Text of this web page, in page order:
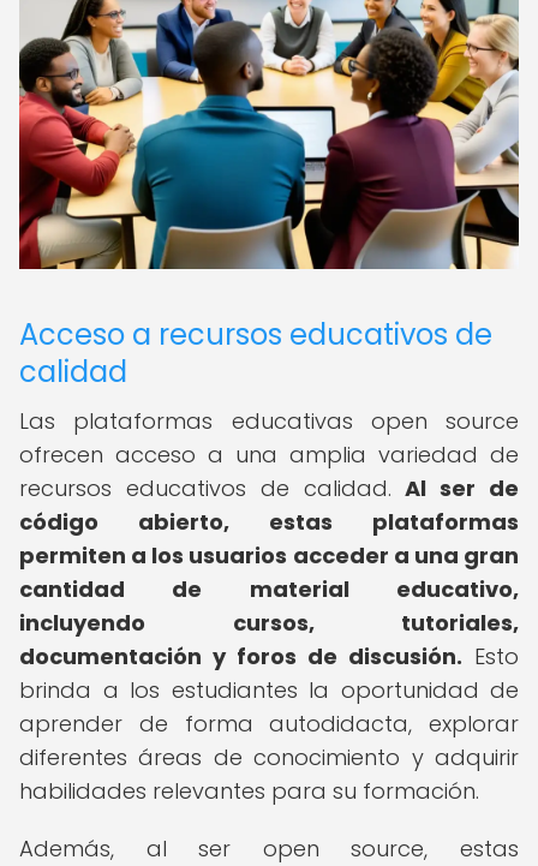
Acceso a recursos educativos de
calidad
Las plataformas educativas open source
ofrecen acceso a una amplia variedad de
recursos educativos de calidad.Al ser de
código abierto, estas plataformas
permiten a los usuarios acceder a una gran
cantidad de material educativo,
incluyendo cursos, tutoriales,
documentación y foros de discusión. Esto
brinda a los estudiantes la oportunidad de
aprender de forma autodidacta, explorar
diferentes áreas de conocimiento y adquirir
habilidades relevantes para su formación.
Además, al ser open source, estas